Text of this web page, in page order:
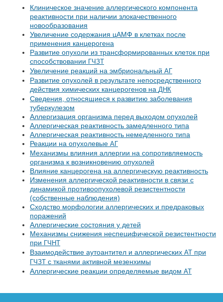
Клиническое значение аллергического компонента
реактивности при наличии злокачественного
новообразования
Увеличение содержания цАМФ в клетках после
применения канцерогена
Развитие опухоли из трансформированных клеток при
способствовании
ГЧЗТ
Увеличение реакций на эмбриональный АГ
Развитие опухолей в результате непосредственного
действия химических канцерогенов на ДНК
Сведения, относящиеся к развитию заболевания
туберкулезом
Аллергизация организма перед выходом опухолей
Аллергическая реактивность замедленного типа
Аллергическая реактивность немедленного типа
Реакции на опухолевые АГ
Механизмы влияния аллергии на сопротивляемость
организма к возникновению опухолей
Влияние канцерогена на аллергическую реактивность
Изменения аллергической реактивности в связи с
динамикой противоопухолевой резистентности
(собственные наблюдения)
Сходство морфологии аллергических и предраковых
поражений
Аллергические состояния у детей
Механизмы снижения неспецифической резистентности
при
ГЧНТ
Взаимодействие аутоантител и аллергических АТ при
ГЧЗТ
с тканями активной мезенхимы
Аллергические реакции определяемые видом АТ